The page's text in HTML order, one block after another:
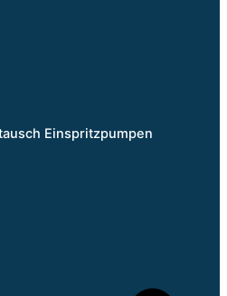
Einspritzpumpen